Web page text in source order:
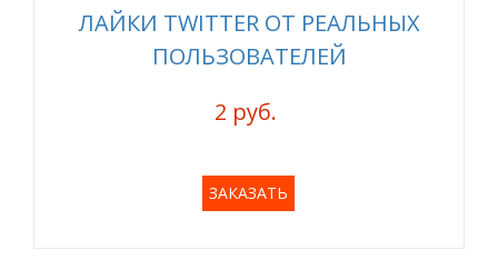
ЛАЙКИ TWITTER ОТ РЕАЛЬНЫХ
ПОЛЬЗОВАТЕЛЕЙ
2 руб.
ЗАКАЗАТЬ